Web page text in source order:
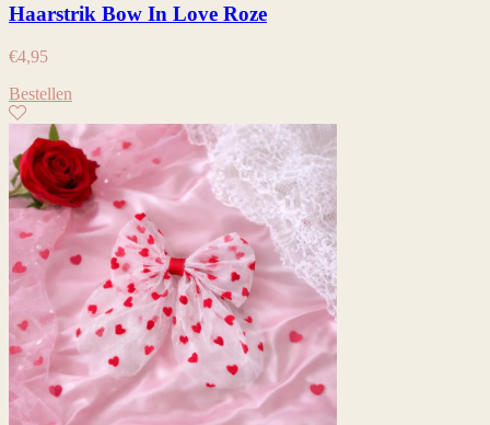
Haarstrik Bow In Love Roze
€4,95
Bestellen